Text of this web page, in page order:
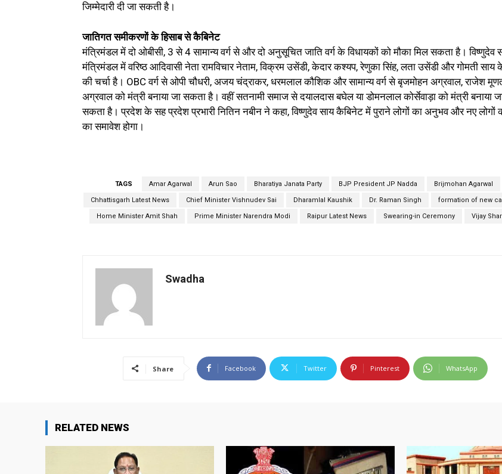
जिम्मेदारी दी जा सकती है।
जातिगत समीकरणों के हिसाब से कैबिनेट
मंत्रिमंडल में दो ओबीसी, 3 से 4 सामान्य वर्ग से और दो अनुसूचित जाति वर्ग के विधायकों को मौका मिल सकता है। विष्णुदेव
मंत्रिमंडल में वरिष्ठ आदिवासी नेता रामविचार नेताम, विक्रम उसेंडी, केदार कश्यप, रेणुका सिंह, लता उसेंडी और गोमती साय
की चर्चा है। OBC वर्ग से ओपी चौधरी, अजय चंद्राकर, धरमलाल कौशिक और सामान्य वर्ग से बृजमोहन अग्रवाल, राजेश
अग्रवाल को मंत्री बनाया जा सकता है। वहीं सतनामी समाज से दयालदास बघेल या डोमनलाल कोर्सेवाड़ा को मंत्री बनाया
सकता है। प्रदेश के सह प्रदेश प्रभारी नितिन नबीन ने कहा, विष्णुदेव साय कैबिनेट में पुराने लोगों का अनुभव और नए लोगों
का समावेश होगा।
TAGS Amar Agarwal Arun Sao Bharatiya Janata Party BJP President JP Nadda Brijmohan Agarwal
Chhattisgarh Latest News Chief Minister Vishnudev Sai Dharamlal Kaushik Dr. Raman Singh formation of new
Home Minister Amit Shah Prime Minister Narendra Modi Raipur Latest News Swearing-in Ceremony Vijay
Swadha
Share Facebook Twitter Pinterest WhatsApp
RELATED NEWS